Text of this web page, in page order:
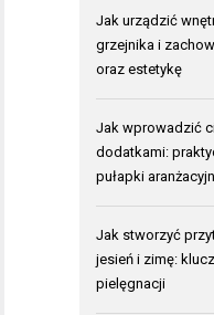
Jak urządzić
grzejnika i
oraz estetykę
Jak wprowadzić
dodatkami:
pułapki
Jak stworzyć
jesień i zimę:
pielęgnacji